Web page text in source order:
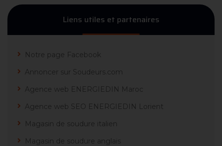
Liens utiles et partenaires
Notre page Facebook
Annoncer sur Soudeurs.com
Agence web ENERGIEDIN Maroc
Agence web SEO ENERGIEDIN Lorient
Magasin de soudure italien
Magasin de soudure anglais